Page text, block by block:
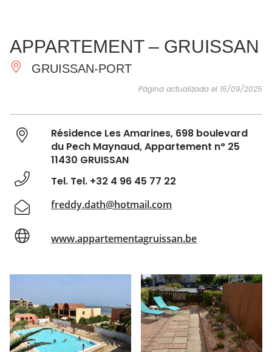
IMPRESCINDIBLES
HACER
INSPIRACIONES
APPARTEMENT – GRUISSAN
GRUISSAN-PORT
Página actualizada el 15/09/2025
Résidence Les Amarines, 698 boulevard
du Pech Maynaud, Appartement n° 25
11430 GRUISSAN
Tel. Tel. +32 4 96 45 77 22
freddy.dath@hotmail.com
www.appartementagruissan.be